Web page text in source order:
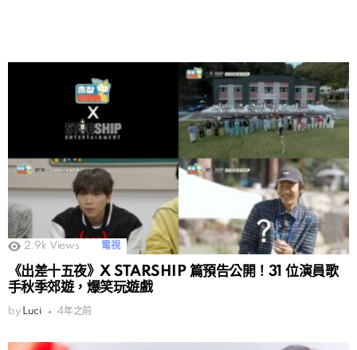
2.9k Views 電視
《出差十五夜》X STARSHIP 篇預告公開！31 位演員歌
手秋季郊遊，爆笑玩遊戲
by Luci 4年之前